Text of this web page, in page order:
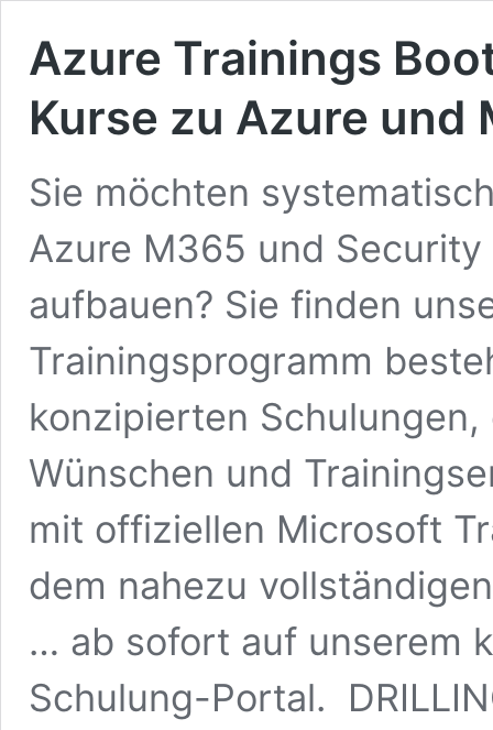
Azure Trainings
Kurse zu Azure und
Sie möchten
Azure M365 und
aufbauen? Sie finden
Trainingsprogramm
konzipierten
Wünschen und
mit offiziellen Microsoft
dem nahezu
… ab sofort auf unserem
Schulung-Portal.